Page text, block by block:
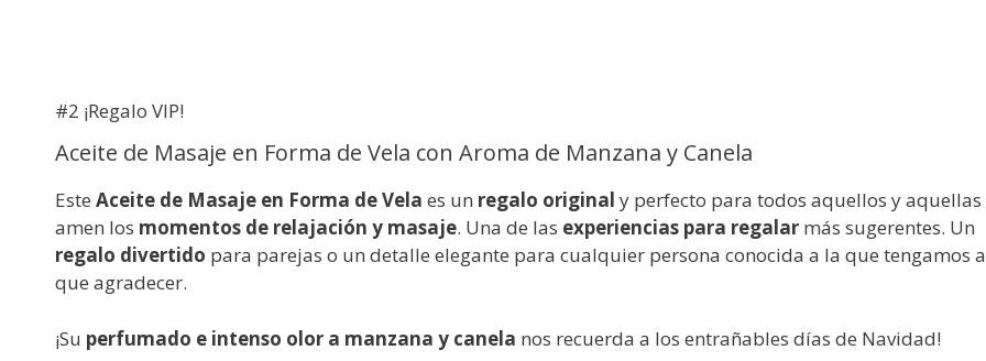
#2 ¡Regalo VIP!
Aceite de Masaje en Forma de Vela con Aroma de Manzana y Canela
Este Aceite de Masaje en Forma de Vela es un regalo original y perfecto para todos aquellos y
amen los momentos de relajación y masaje. Una de las experiencias para regalar más sugerentes. Un
regalo divertido para parejas o un detalle elegante para cualquier persona conocida a la que tengamos
que agradecer.
¡Su perfumado e intenso olor a manzana y canela nos recuerda a los entrañables días de Navidad!